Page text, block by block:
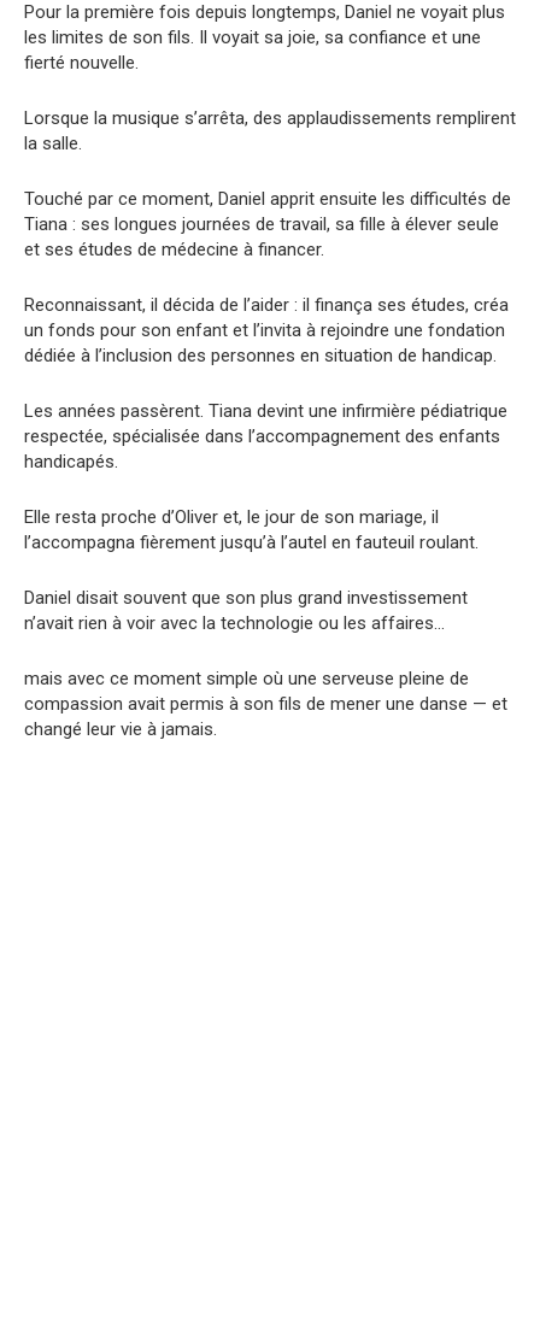
Pour la première fois depuis longtemps, Daniel ne voyait plus
les limites de son fils. Il voyait sa joie, sa confiance et une
fierté nouvelle.
Lorsque la musique s’arrêta, des applaudissements remplirent
la salle.
Touché par ce moment, Daniel apprit ensuite les difficultés de
Tiana : ses longues journées de travail, sa fille à élever seule
et ses études de médecine à financer.
Reconnaissant, il décida de l’aider : il finança ses études, créa
un fonds pour son enfant et l’invita à rejoindre une fondation
dédiée à l’inclusion des personnes en situation de handicap.
Les années passèrent. Tiana devint une infirmière pédiatrique
respectée, spécialisée dans l’accompagnement des enfants
handicapés.
Elle resta proche d’Oliver et, le jour de son mariage, il
l’accompagna fièrement jusqu’à l’autel en fauteuil roulant.
Daniel disait souvent que son plus grand investissement
n’avait rien à voir avec la technologie ou les affaires…
mais avec ce moment simple où une serveuse pleine de
compassion avait permis à son fils de mener une danse — et
changé leur vie à jamais.